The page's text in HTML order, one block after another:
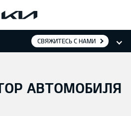
СВЯЖИТЕСЬ С НАМИ
АВТОМОБИЛЯ